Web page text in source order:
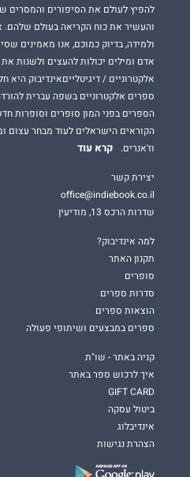
להפיץ לעולם את הסיפורים והמסרים
והעשיר את כוח הקריאה בעולם שלהם.
ולמידה, בדיוק כמוכם, אנו מאמינים
אדם ומילים יכולות להעצים ולשנות
אלקטרוניים / דיגיטלייםאינדיבוק
ספרים אלקטרוניים בשפה עברית
הספרים בפני המון סופרים וסופרות
הקוראים הישראלים לעוד מבחר עצום
וז'אנרים.
קרא עוד
יצירת קשר
office@indiebook.co.il
שדרות הרכס 13, מודיעין
למה אינדיבוק?
תקנון האתר
סופרים
סדרות ספרים
הוצאות ספרים
ספרים במבצעים ושיתופי פעולה
קניה באתר - שו"ת
איך לרכוש ספר באתר
GIFT CARD
ביטול עסקה
אינדיבלוג
הצהרת נגישות